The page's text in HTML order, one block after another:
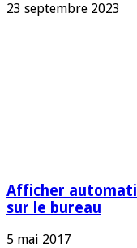
23 septembre 2023
Afficher
sur le bureau
5 mai 2017